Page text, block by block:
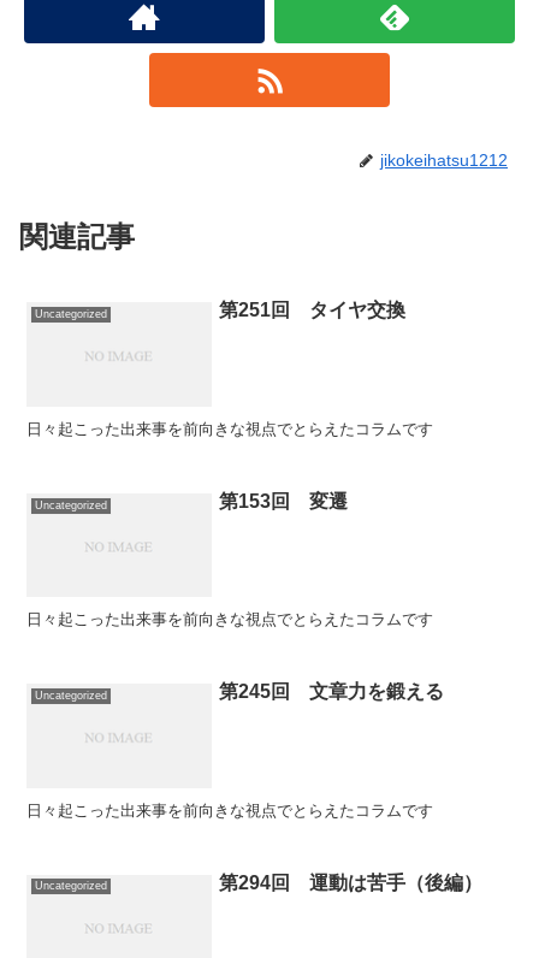
jikokeihatsu1212
関連記事
Uncategorized 第251回 タイヤ交換
日々起こった出来事を前向きな視点でとらえたコラムです
Uncategorized 第153回 変遷
日々起こった出来事を前向きな視点でとらえたコラムです
Uncategorized 第245回 文章力を鍛える
日々起こった出来事を前向きな視点でとらえたコラムです
Uncategorized 第294回 運動は苦手（後編）